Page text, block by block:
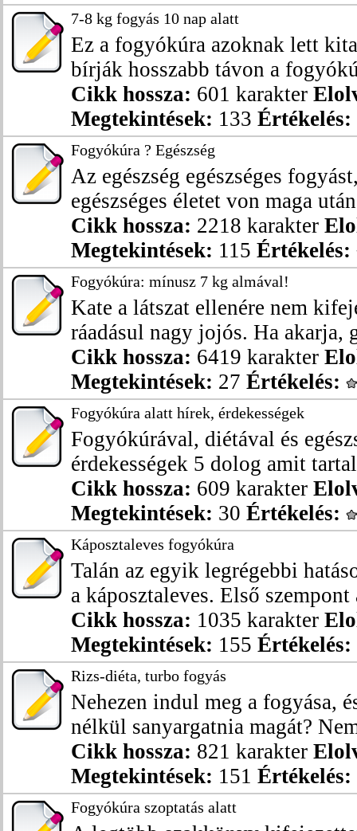
7-8 kg fogyás 10 nap alatt
Ez a fogyókúra azoknak lett
bírják hosszabb távon a
Cikk hossza: 601 karakter
Megtekintések: 133 Értékelés:
Fogyókúra ? Egészség
Az egészség egészséges
egészséges életet von maga
Cikk hossza: 2218 karakter
Megtekintések: 115 Értékelés:
Fogyókúra: mínusz 7 kg almával!
Kate a látszat ellenére nem
ráadásul nagy jojós. Ha akarja,
Cikk hossza: 6419 karakter
Megtekintések: 27 Értékelés:
Fogyókúra alatt hírek, érdekességek
Fogyókúrával, diétával és
érdekességek 5 dolog amit
Cikk hossza: 609 karakter
Megtekintések: 30 Értékelés:
Káposztaleves fogyókúra
Talán az egyik legrégebbi
a káposztaleves. Első szempont
Cikk hossza: 1035 karakter
Megtekintések: 155 Értékelés:
Rizs-diéta, turbo fogyás
Nehezen indul meg a fogyása,
nélkül sanyargatnia magát?
Cikk hossza: 821 karakter
Megtekintések: 151 Értékelés:
Fogyókúra szoptatás alatt